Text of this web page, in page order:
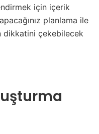
için içerik
planlama ile
dikkatini çekebilecek